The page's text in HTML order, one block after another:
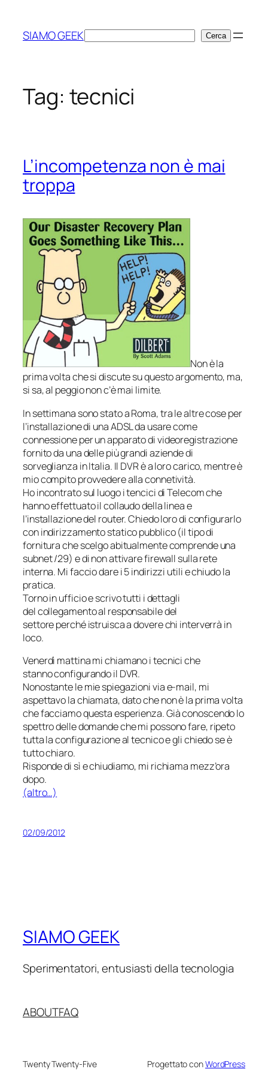
contenuto
SIAMO GEEKCerca Cerca
Tag: tecnici
L’incompetenza non è mai
troppa
Non è la
prima volta che si discute su questo argomento, ma,
si sa, al peggio non c’è mai limite.
In settimana sono stato a Roma, tra le altre cose per
l’installazione di una ADSL da usare come
connessione per un apparato di videoregistrazione
fornito da una delle più grandi aziende di
sorveglianza in Italia. Il DVR è a loro carico, mentre è
mio compito provvedere alla connetività.
Ho incontrato sul luogo i tencici di Telecom che
hanno effettuato il collaudo della linea e
l’installazione del router. Chiedo loro di configurarlo
con indirizzamento statico pubblico (il tipo di
fornitura che scelgo abitualmente comprende una
subnet /29) e di non attivare firewall sulla rete
interna. Mi faccio dare i 5 indirizzi utili e chiudo la
pratica.
Torno in ufficio e scrivo tutti i dettagli
del collegamento al responsabile del
settore perché istruisca a dovere chi interverrà in
loco.
Venerdì mattina mi chiamano i tecnici che
stanno configurando il DVR.
Nonostante le mie spiegazioni via e-mail, mi
aspettavo la chiamata, dato che non è la prima volta
che facciamo questa esperienza. Già conoscendo lo
spettro delle domande che mi possono fare, ripeto
tutta la configurazione al tecnico e gli chiedo se è
tutto chiaro.
Risponde di sì e chiudiamo, mi richiama mezz’ora
dopo.
(altro…)
02/09/2012
SIAMO GEEK
Sperimentatori, entusiasti della tecnologia
ABOUTFAQ
Twenty Twenty-Five Progettato conWordPress